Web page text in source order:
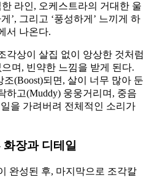
라인, 오케스트라의 거대한 울
’, 그리고 ‘풍성하게’ 느끼게 하
서 나온다.
각상이 살집 없이 앙상한 것처럼
며, 빈약한 느낌을 받게 된다.
(Boost)되면, 살이 너무 많아 둔
하고(Muddy) 웅웅거리며, 중음
을 가려버려 전체적인 소리가
장과 디테일
완성된 후, 마지막으로 조각칼